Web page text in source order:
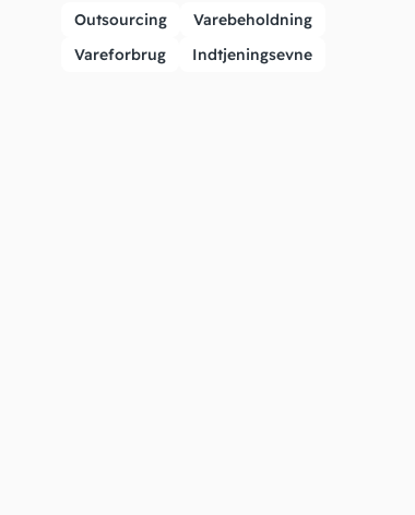
Outsourcing
Varebeholdning
Vareforbrug
Indtjeningsevne